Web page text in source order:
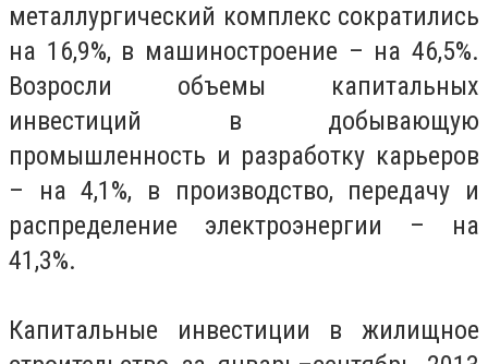
металлургический комплекс сократились
на 16,9%, в машиностроение – на 46,5%.
Возросли объемы капитальных
инвестиций в добывающую
промышленность и разработку карьеров
– на 4,1%, в производство, передачу и
распределение электроэнергии – на
41,3%.
Капитальные инвестиции в жилищное